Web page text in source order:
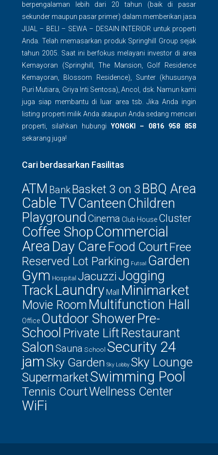
berpengalaman lebih dari 20 tahun (baik di pasar
sekunder maupun pasar primer) dalam memberikan jasa
JUAL – BELI – SEWA – DESAIN INTERIOR untuk properti
Anda. Telah memasarkan produk Springhill Group sejak
tahun 2005. Saat ini berfokus melayani investor di area
Kemayoran (Springhill, The Mansion, Golf Residence
Kemayoran, Blossom Residence), Sunter (khususnya
Puri Mutiara, Griya Inti Sentosa), Ancol, dsk. Namun kami
juga siap membantu di luar area tsb. Jika Anda ingin
listing properti milik Anda ataupun Anda sedang mencari
properti, silahkan hubungi YONGKI – 0816 958 858
sekarang juga!
Cari berdasarkan Fasilitas
ATM BankBasket 3 on 3 BBQ Area
Cable TVCanteen Children
Playground Cinema Club House Cluster
Coffee ShopCommercial
Area Day Care Food CourtFree
Reserved Lot Parking Futsal Garden
Gym Hospital JacuzziJogging
TrackLaundry Mall Minimarket
Movie Room Multifunction Hall
Office Outdoor ShowerPre-
School Private Lift Restaurant
Salon Sauna School Security 24
jamSky Garden Sky Lobby Sky Lounge
SupermarketSwimming Pool
Tennis CourtWellness Center
WiFi